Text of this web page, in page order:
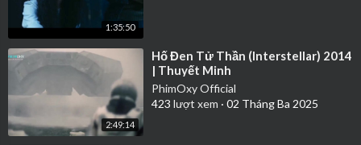
1:35:50
2:49:14
⁣Hố Đen Tử Thần (Interstellar) 2014
| Thuyết Minh
PhimOxy Official
423 lượt xem · 02 Tháng Ba 2025